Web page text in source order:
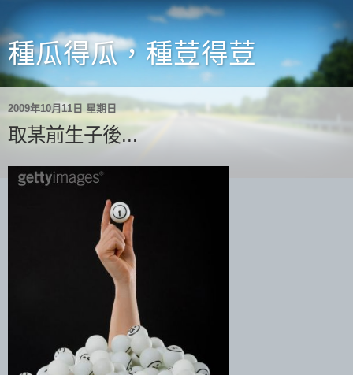
種瓜得瓜，種荳得荳
2009年10月11日 星期日
取某前生子後...